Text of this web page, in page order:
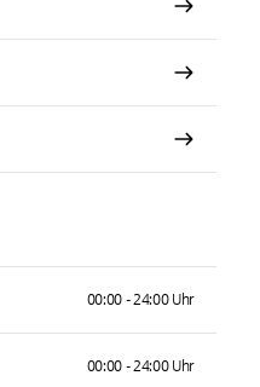
00:00 - 24:00 Uhr
00:00 - 24:00 Uhr